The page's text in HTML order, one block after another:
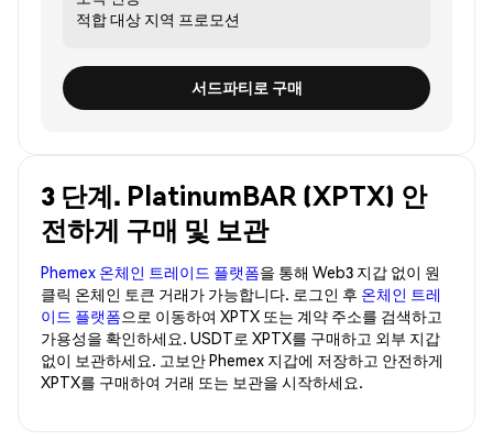
적합 대상 지역 프로모션
서드파티로 구매
3 단계. PlatinumBAR (XPTX) 안
전하게 구매 및 보관
Phemex 온체인 트레이드 플랫폼을 통해 Web3 지갑 없이 원
클릭 온체인 토큰 거래가 가능합니다. 로그인 후 온체인 트레
이드 플랫폼으로 이동하여 XPTX 또는 계약 주소를 검색하고
가용성을 확인하세요. USDT로 XPTX를 구매하고 외부 지갑
없이 보관하세요. 고보안 Phemex 지갑에 저장하고 안전하게
XPTX를 구매하여 거래 또는 보관을 시작하세요.